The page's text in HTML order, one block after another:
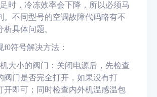
时，冷冻效率会下降，所以必须马
。不同型号的空调故障代码略有不
析具体问题。
f0符号解决方法：
大小的阀门：关闭电源后，先检查
阀门是否完全打开，如果没有打
开即可；同时检查内外机温感温包